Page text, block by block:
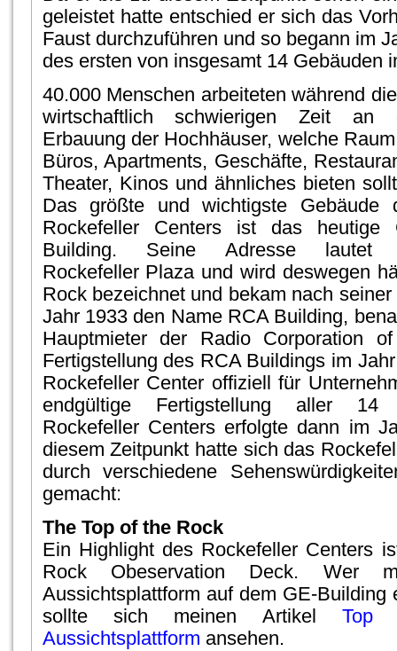
geleistet hatte entschied er sich das
Faust durchzuführen und so begann im
des ersten von insgesamt 14 Gebäuden
40.000 Menschen arbeiteten während
wirtschaftlich schwierigen Zeit an
Erbauung der Hochhäuser, welche
Büros, Apartments, Geschäfte,
Theater, Kinos und ähnliches bieten
Das größte und wichtigste Gebäude
Rockefeller Centers ist das heutige
Building. Seine Adresse lautet
Rockefeller Plaza und wird deswegen
Rock bezeichnet und bekam nach
Jahr 1933 den Name RCA Building,
Hauptmieter der Radio Corporation
Fertigstellung des RCA Buildings im
Rockefeller Center offiziell für
endgültige Fertigstellung aller 14
Rockefeller Centers erfolgte dann im
diesem Zeitpunkt hatte sich das
durch verschiedene
gemacht:
The Top of the Rock
Ein Highlight des Rockefeller Centers
Rock Obeservation Deck. Wer
Aussichtsplattform auf dem GE-Building
sollte sich meinen ArtikelTop
Aussichtsplattform ansehen.